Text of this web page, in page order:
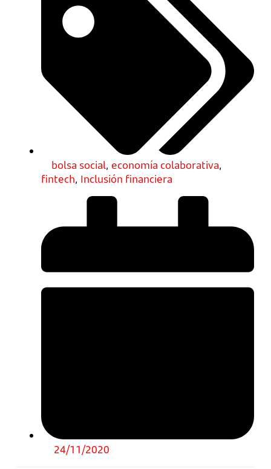
bolsa social, economía colaborativa,
fintech, Inclusión financiera
24/11/2020